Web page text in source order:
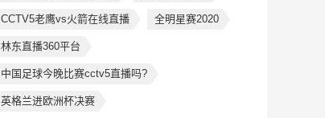
CCTV5老鹰vs火箭在线直播 全明星赛2020
林东直播360平台
中国足球今晚比赛cctv5直播吗?
英格兰进欧洲杯决赛